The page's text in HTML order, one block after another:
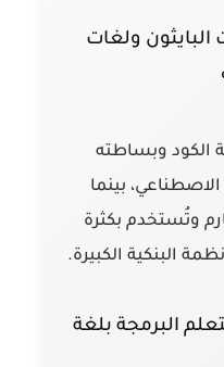
البايثون ولغات
الكود وبساطته
بينما
وتُستخدم بكثرة
البنكية الكبيرة.
البرمجة بلغة